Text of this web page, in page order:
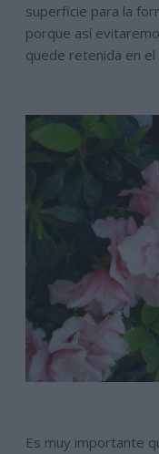
superficie para la
porque así
quede retenida en
Es muy importante